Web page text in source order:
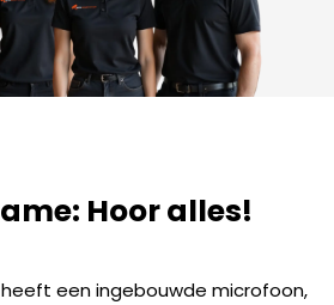
Hoor alles!
een ingebouwde microfoon,